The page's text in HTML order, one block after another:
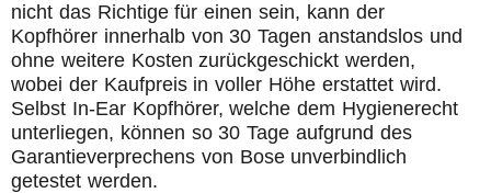
nicht das Richtige für einen sein, kann der
Kopfhörer innerhalb von 30 Tagen anstandslos und
ohne weitere Kosten zurückgeschickt werden,
wobei der Kaufpreis in voller Höhe erstattet wird.
Selbst In-Ear Kopfhörer, welche dem Hygienerecht
unterliegen, können so 30 Tage aufgrund des
Garantieverprechens von Bose unverbindlich
getestet werden.